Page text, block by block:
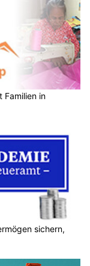
Familien in
sichern,